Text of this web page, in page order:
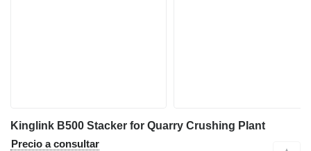
Kinglink B500 Stacker for Quarry Crushing Plant
Precio a consultar